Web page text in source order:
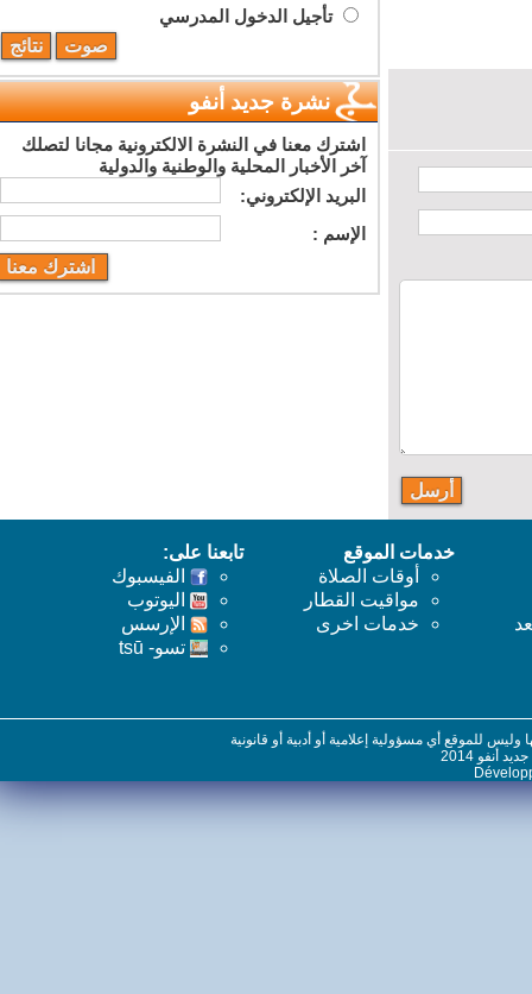
تأجيل الدخول المدرسي
نشرة جديد أنفو
اشترك معنا في النشرة الالكترونية مجانا لتصلك
آخر الأخبار المحلية والوطنية والدولية
البريد اﻹلكتروني:
اﻹسم :
خدمات الموقع
أوقات الصلاة
مواقيت القطار
خدمات اخرى
تابعنا على:
الفيسبوك
اليوتوب
اﻹرسس
تسو- tsū
للموقع أي مسؤولية إعلامية أو أدبية أو قانونية
2014